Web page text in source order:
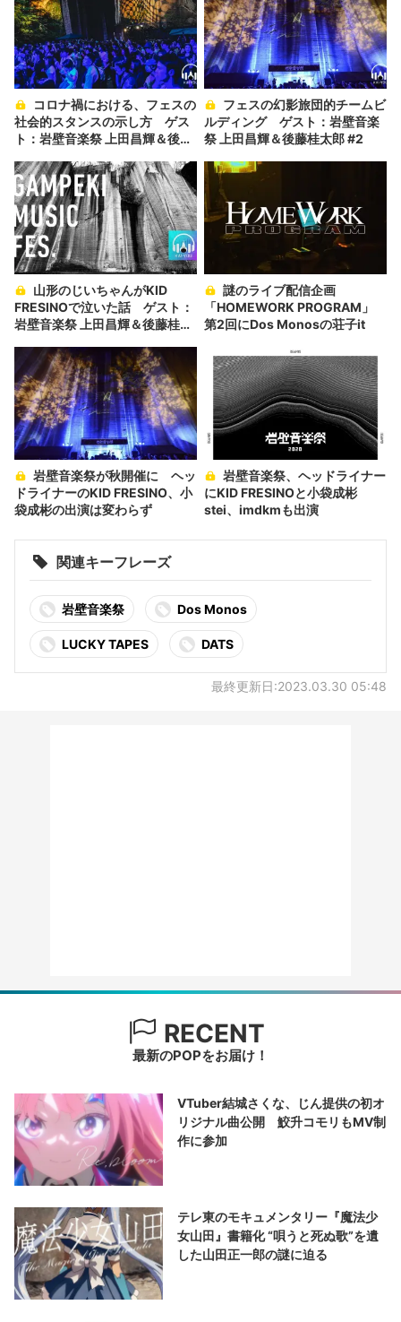
社会的スタンスの示し方 ゲス
ト：岩壁音楽祭 上田昌輝＆後藤
ルディング ゲスト：岩壁音楽
祭 上田昌輝＆後藤桂太郎 #2
FRESINOで泣いた話 ゲスト：
岩壁音楽祭 上田昌輝＆後藤桂太
「HOMEWORK PROGRAM」
第2回にDos Monosの荘子it
ドライナーのKID FRESINO、小
袋成彬の出演は変わらず
にKID FRESINOと小袋成彬
stei、imdkmも出演
関連キーフレーズ
岩壁音楽祭 Dos Monos
LUCKY TAPES DATS
最終更新日:2023.03.30 05:48
RECENT
最新のPOPをお届け！
VTuber結城さくな、じん提供の初オ
リジナル曲公開 鮫升コモリもMV制
作に参加
テレ東のモキュメンタリー『魔法少
女山田』書籍化 “唄うと死ぬ歌”を遺
した山田正一郎の謎に迫る